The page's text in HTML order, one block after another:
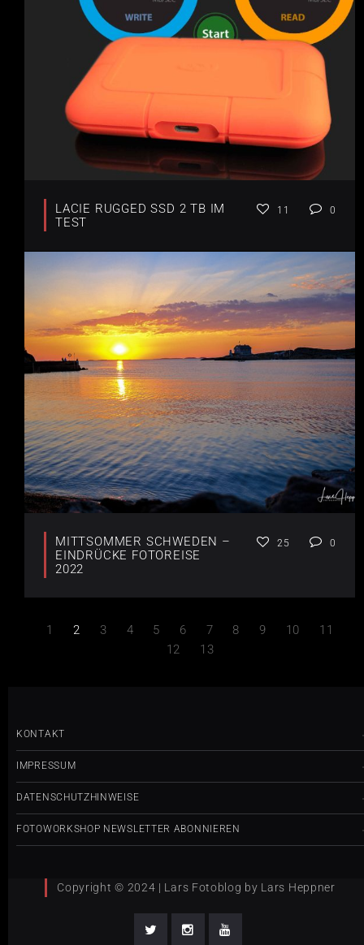
LACIE RUGGED SSD 2 TB IM
TEST
11 0
MITTSOMMER SCHWEDEN –
EINDRÜCKE FOTOREISE
2022
25 0
1 2 3 4 5 6 7 8 9 10
11
12
13
KONTAKT
IMPRESSUM
DATENSCHUTZHINWEISE
FOTOWORKSHOP NEWSLETTER ABONNIEREN
Copyright © 2024 | Lars Fotoblog by Lars Heppner